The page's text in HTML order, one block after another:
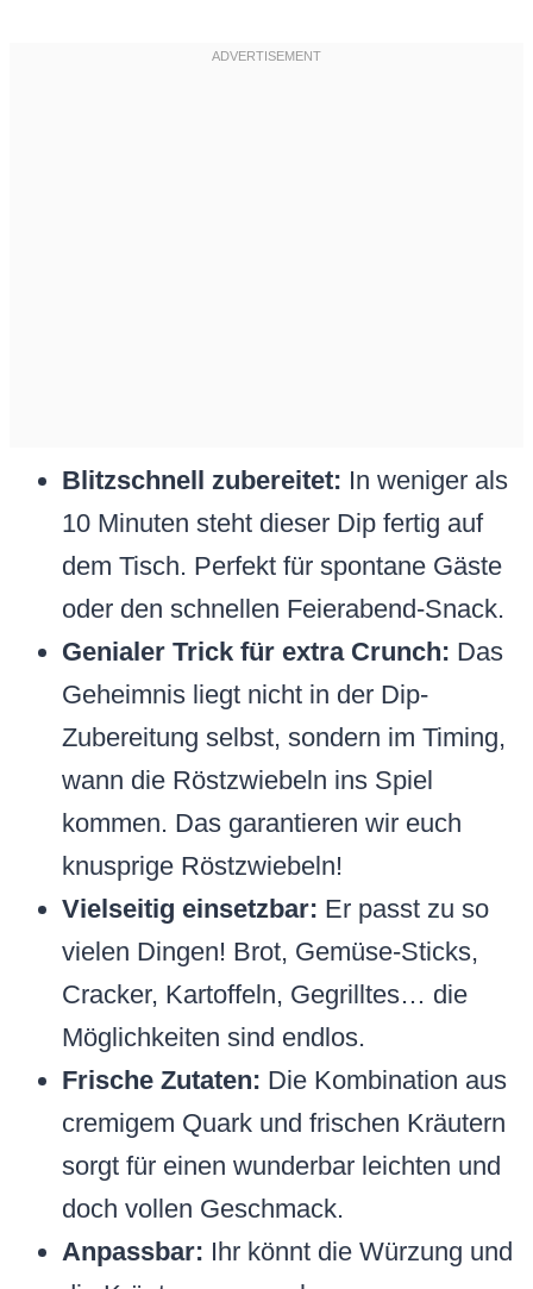
Blitzschnell zubereitet: In weniger als
10 Minuten steht dieser Dip fertig auf
dem Tisch. Perfekt für spontane Gäste
oder den schnellen Feierabend-Snack.
Genialer Trick für extra Crunch: Das
Geheimnis liegt nicht in der Dip-
Zubereitung selbst, sondern im Timing,
wann die Röstzwiebeln ins Spiel
kommen. Das garantieren wir euch
knusprige Röstzwiebeln!
Vielseitig einsetzbar: Er passt zu so
vielen Dingen! Brot, Gemüse-Sticks,
Cracker, Kartoffeln, Gegrilltes… die
Möglichkeiten sind endlos.
Frische Zutaten: Die Kombination aus
cremigem Quark und frischen Kräutern
sorgt für einen wunderbar leichten und
doch vollen Geschmack.
Anpassbar: Ihr könnt die Würzung und